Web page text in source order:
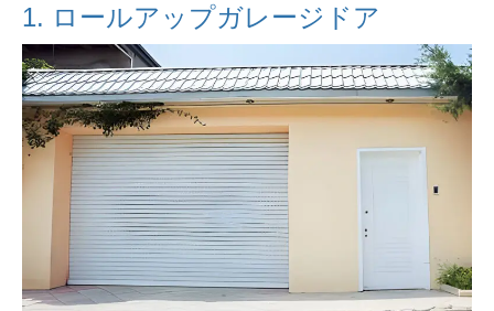
1. ロールアップガレージドア